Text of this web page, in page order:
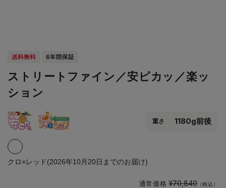
ストリートファイン／安ピカッ／楽ッ
ション
重さ 1180g前後
クロ×レッド(2026年10月20日までのお届け)
通常価格¥70,840（税込）